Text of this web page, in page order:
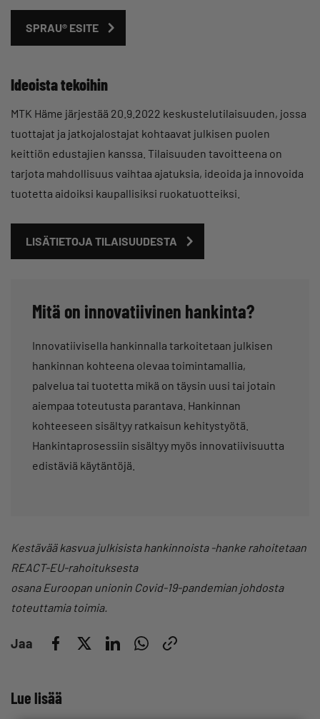
SPRAU® ESITE
Ideoista tekoihin
MTK Häme järjestää 20.9.2022 keskustelutilaisuuden, jossa
tuottajat ja jatkojalostajat kohtaavat julkisen puolen
keittiön edustajien kanssa. Tilaisuuden tavoitteena on
tarjota mahdollisuus vaihtaa ajatuksia, ideoida ja innovoida
tuotetta aidoiksi kaupallisiksi ruokatuotteiksi.
LISÄTIETOJA TILAISUUDESTA
Mitä on innovatiivinen hankinta?
Innovatiivisella hankinnalla tarkoitetaan julkisen
hankinnan kohteena olevaa toimintamallia,
palvelua tai tuotetta mikä on täysin uusi tai jotain
aiempaa toteutusta parantava. Hankinnan
kohteeseen sisältyy ratkaisun kehitystyötä.
Hankintaprosessiin sisältyy myös innovatiivisuutta
edistäviä käytäntöjä.
Kestävää kasvua julkisista hankinnoista -hanke rahoitetaan
REACT-EU-rahoituksesta
osana Euroopan unionin Covid-19-pandemian johdosta
toteuttamia toimia.
Jaa
Lue lisää